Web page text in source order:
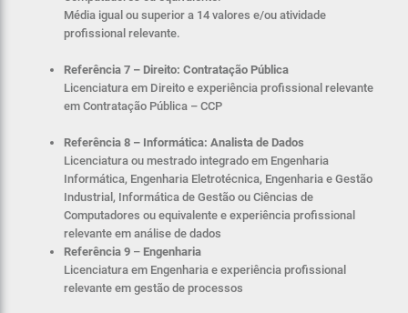
Média igual ou superior a 14 valores e/ou atividade
profissional relevante.
Referência 7 – Direito: Contratação Pública
Licenciatura em Direito e experiência profissional relevante
em Contratação Pública – CCP
Referência 8 – Informática: Analista de Dados
Licenciatura ou mestrado integrado em Engenharia
Informática, Engenharia Eletrotécnica, Engenharia e Gestão
Industrial, Informática de Gestão ou Ciências de
Computadores ou equivalente e experiência profissional
relevante em análise de dados
Referência 9 – Engenharia
Licenciatura em Engenharia e experiência profissional
relevante em gestão de processos